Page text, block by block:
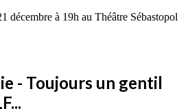
décembre à 19h au Théâtre Sébastopol
- Toujours un gentil